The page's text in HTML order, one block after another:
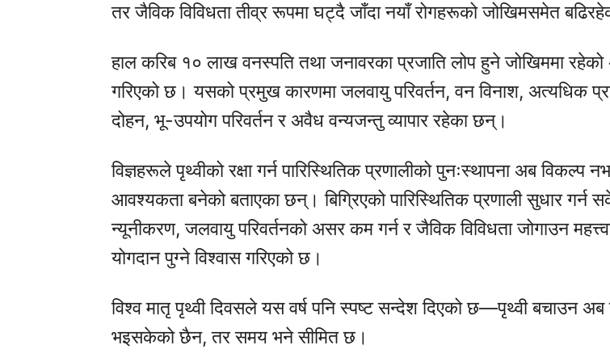
तर जैविक विविधता तीव्र रूपमा घट्दै जाँदा नयाँ रोगहरूको जोखिमसमेत
हाल करिब १० लाख वनस्पति तथा जनावरका प्रजाति लोप हुने जोखिममा
गरिएको छ। यसको प्रमुख कारणमा जलवायु परिवर्तन, वन विनाश, अत्यधिक
दोहन, भू-उपयोग परिवर्तन र अवैध वन्यजन्तु व्यापार रहेका छन्।
विज्ञहरूले पृथ्वीको रक्षा गर्न पारिस्थितिक प्रणालीको पुनःस्थापना अब विकल्प
आवश्यकता बनेको बताएका छन्। बिग्रिएको पारिस्थितिक प्रणाली सुधार गर्न
न्यूनीकरण, जलवायु परिवर्तनको असर कम गर्न र जैविक विविधता जोगाउन
योगदान पुग्ने विश्वास गरिएको छ।
विश्व मातृ पृथ्वी दिवसले यस वर्ष पनि स्पष्ट सन्देश दिएको छ—पृथ्वी बचाउन अब
भइसकेको छैन, तर समय भने सीमित छ।